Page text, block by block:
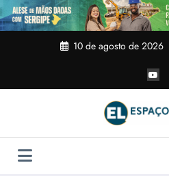
Pular
para
o
10 de agosto de 2026